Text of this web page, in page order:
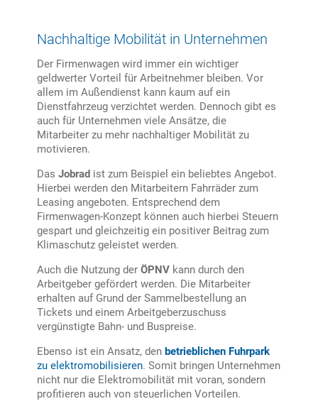
Nachhaltige Mobilität in Unternehmen
Der Firmenwagen wird immer ein wichtiger
geldwerter Vorteil für Arbeitnehmer bleiben. Vor
allem im Außendienst kann kaum auf ein
Dienstfahrzeug verzichtet werden. Dennoch gibt es
auch für Unternehmen viele Ansätze, die
Mitarbeiter zu mehr nachhaltiger Mobilität zu
motivieren.
DasJobrad ist zum Beispiel ein beliebtes Angebot.
Hierbei werden den Mitarbeitern Fahrräder zum
Leasing angeboten. Entsprechend dem
Firmenwagen-Konzept können auch hierbei Steuern
gespart und gleichzeitig ein positiver Beitrag zum
Klimaschutz geleistet werden.
Auch die Nutzung derÖPNV kann durch den
Arbeitgeber gefördert werden. Die Mitarbeiter
erhalten auf Grund der Sammelbestellung an
Tickets und einem Arbeitgeberzuschuss
vergünstigte Bahn- und Buspreise.
Ebenso ist ein Ansatz, denbetrieblichen Fuhrpark
zu elektromobilisieren. Somit bringen Unternehmen
nicht nur die Elektromobilität mit voran, sondern
profitieren auch von steuerlichen Vorteilen.